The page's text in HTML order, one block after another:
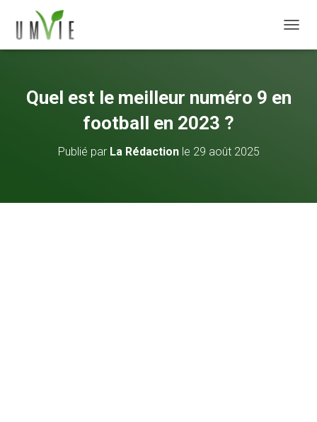
Quel est le meilleur numéro 9 en
football en 2023 ?
Publié par La Rédactionle 29 août 2025